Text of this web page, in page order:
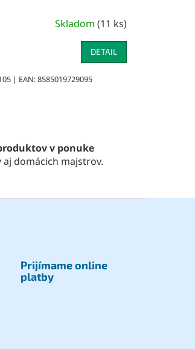
Skladom (11 ks)
DETAIL
| EAN: 8585019729095
v ponuke
aj domácich majstrov.
Prijímame online
platby